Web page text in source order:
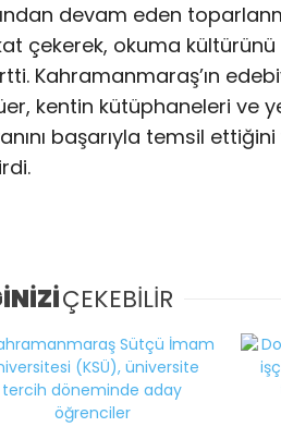
devam eden
çekerek, okuma
Kahramanmaraş’ın
kentin kütüphaneleri ve
başarıyla temsil
ÇEKEBİLİR